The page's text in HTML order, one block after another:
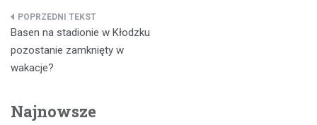
Nawigacja
wpisu
Basen na stadionie w Kłodzku
pozostanie zamknięty w
wakacje?
Najnowsze